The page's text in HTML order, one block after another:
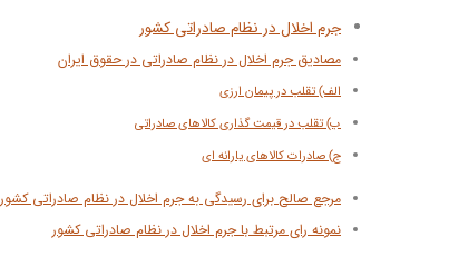
جرم اخلال در نظام صادراتی کشور
مصادیق جرم اخلال در نظام صادراتی در حقوق ایران
الف) تقلب در پیمان ارزی
ب) تقلب در قیمت ‌گذاری کالاهای صادراتی
ج) صادرات کالاهای یارانه ای
مرجع صالح برای رسیدگی به جرم اخلال در نظام صادراتی کشور
نمونه رای مرتبط با جرم اخلال در نظام صادراتی کشور